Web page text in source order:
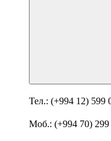
Тел.: (+994 12) 599
Моб.: (+994 70)